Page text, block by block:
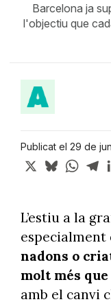
Barcelona ja
l'objectiu que
Publicat el 29 de
X Bluesky
L’estiu a la
especialment
nadons o
molt més
amb el canvi